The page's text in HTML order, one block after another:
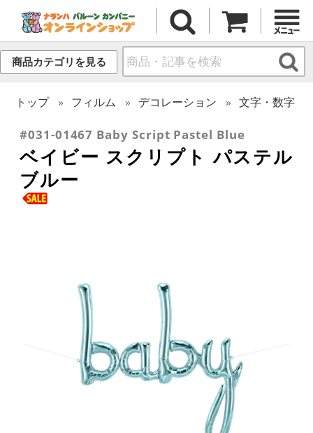
商品カテゴリを見る
トップ フィルム デコレーション 文字・数字
#031-01467 Baby Script Pastel Blue
ベイビー スクリプト パステル
ブルー